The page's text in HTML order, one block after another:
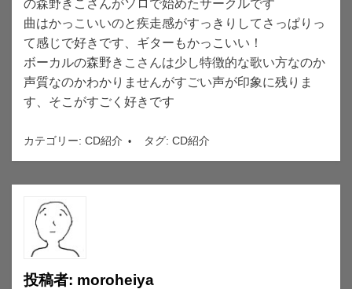
の森野きこさんがソロで始めたサークルです
曲はかっこいいのと疾走感がすっきりしてさっぱりっ
て感じで好きです、ギターもかっこいい！
ボーカルの森野きこさんは少し特徴的な歌い方なのか
声質なのかわかりませんがすごい声が印象に残りま
す、そこがすごく好きです
カテゴリー: CD紹介 タグ: CD紹介
投稿者: moroheiya